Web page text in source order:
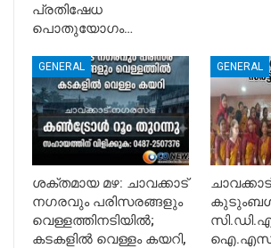
പ്രതിഷേധ
പൊതുയോഗം…
GENERAL
ശക്തമായ മഴ: ചാവക്കാട്
നഗരവും പരിസരങ്ങളും
വെള്ളത്തിനടിയിൽ;
കടകളിൽ വെള്ളം കയറി,
GENERAL